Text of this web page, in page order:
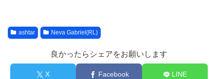
ashtar Neva Gabriel(RL)
良かったらシェアをお願いします
X Facebook LINE